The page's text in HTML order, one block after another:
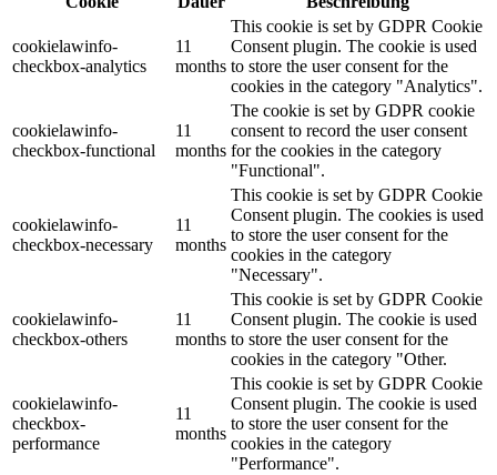
cookielawinfo-
checkbox-analytics
11
months
This cookie is set by GDPR Cookie
Consent plugin. The cookie is used
to store the user consent for the
cookies in the category "Analytics".
cookielawinfo-
checkbox-functional
11
months
The cookie is set by GDPR cookie
consent to record the user consent
for the cookies in the category
"Functional".
cookielawinfo-
checkbox-necessary
11
months
This cookie is set by GDPR Cookie
Consent plugin. The cookies is used
to store the user consent for the
cookies in the category
"Necessary".
cookielawinfo-
checkbox-others
11
months
This cookie is set by GDPR Cookie
Consent plugin. The cookie is used
to store the user consent for the
cookies in the category "Other.
cookielawinfo-
checkbox-
performance
11
months
This cookie is set by GDPR Cookie
Consent plugin. The cookie is used
to store the user consent for the
cookies in the category
"Performance".